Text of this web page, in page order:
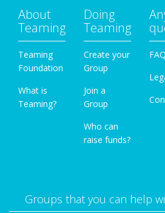
About
Teaming
Teaming
Foundation
What is
Teaming?
Doing
Teaming
Create your
Group
Join a
Group
Who can
raise funds?
Groups that you can help